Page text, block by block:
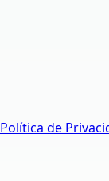
Política de